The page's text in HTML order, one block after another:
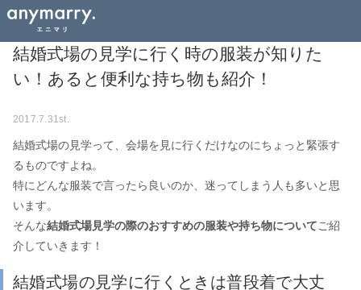
結婚式場の見学に行く時の服装が知りた
い！あると便利な持ち物も紹介！
2017.7.31st.
結婚式場の見学って、会場を見に行くだけなのにちょっと緊張す
るものですよね。
特にどんな服装で言ったら良いのか、迷ってしまう人も多いと思
います。
そんな結婚式場見学の際のおすすめの服装や持ち物についてご紹
介していきます！
結婚式場の見学に行くときは普段着で大丈